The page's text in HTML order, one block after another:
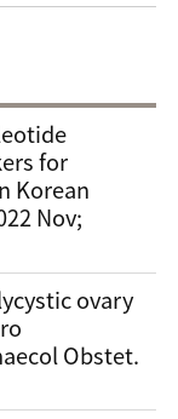
for
Korean
Nov;
ovary
Obstet.